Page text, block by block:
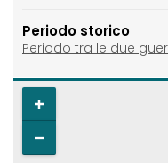
Periodo storico
Periodo tra le due